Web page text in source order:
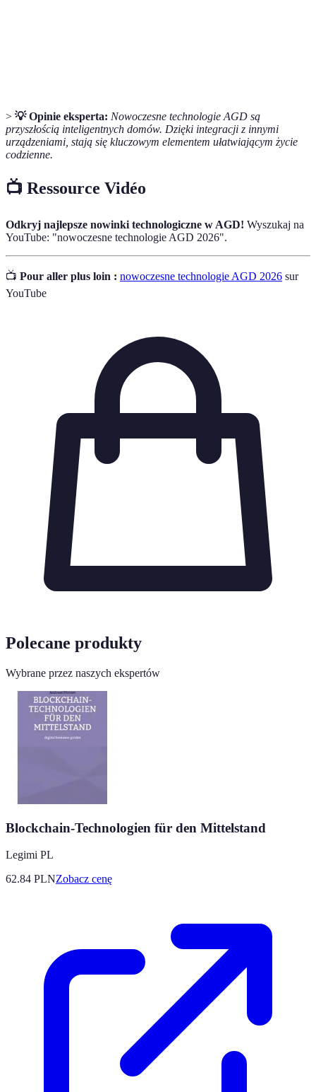
> 💡 Opinie eksperta: Nowoczesne technologie AGD są
przyszłością inteligentnych domów. Dzięki integracji z innymi
urządzeniami, stają się kluczowym elementem ułatwiającym życie
codzienne.
📺 Ressource Vidéo
Odkryj najlepsze nowinki technologiczne w AGD! Wyszukaj na
YouTube: "nowoczesne technologie AGD 2026".
📺 Pour aller plus loin : nowoczesne technologie AGD 2026 sur
YouTube
Polecane produkty
Wybrane przez naszych ekspertów
Blockchain-Technologien für den Mittelstand
Legimi PL
62.84 PLNZobacz cenę